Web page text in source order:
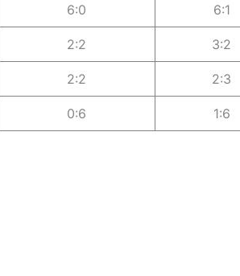
6:0 6:1
2:2 3:2
2:2 2:3
0:6 1:6